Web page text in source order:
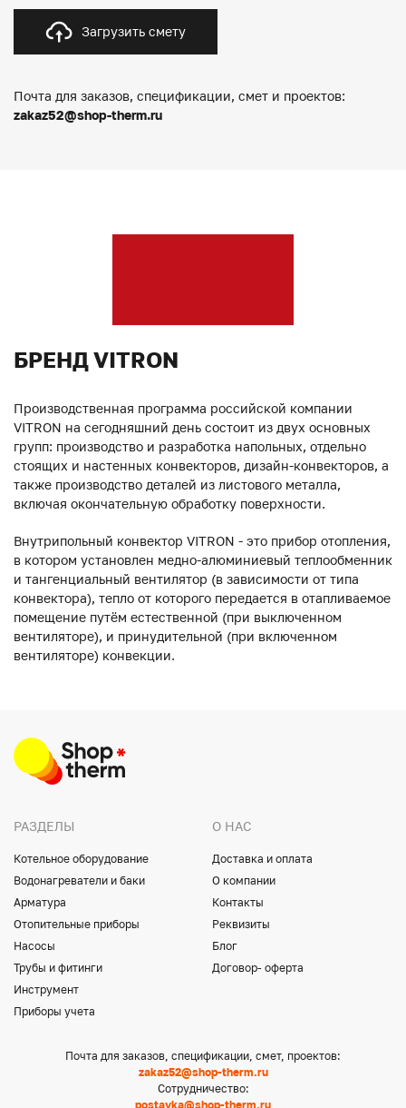
Загрузить смету
Почта для заказов, спецификации, смет и проектов:
zakaz52@shop-therm.ru
БРЕНД VITRON
Производственная программа российской компании
VITRON на сегодняшний день состоит из двух основных
групп: производство и разработка напольных, отдельно
стоящих и настенных конвекторов, дизайн-конвекторов, а
также производство деталей из листового металла,
включая окончательную обработку поверхности.
Внутрипольный конвектор VITRON - это прибор отопления,
в котором установлен медно-алюминиевый теплообменник
и тангенциальный вентилятор (в зависимости от типа
конвектора), тепло от которого передается в отапливаемое
помещение путём естественной (при выключенном
вентиляторе), и принудительной (при включенном
вентиляторе) конвекции.
РАЗДЕЛЫ
Котельное оборудование
Водонагреватели и баки
Арматура
Отопительные приборы
Насосы
Трубы и фитинги
Инструмент
Приборы учета
О НАС
Доставка и оплата
О компании
Контакты
Реквизиты
Блог
Договор- оферта
Почта для заказов, спецификации, смет, проектов:
zakaz52@shop-therm.ru
Сотрудничество:
postavka@shop-therm.ru